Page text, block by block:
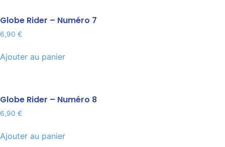
Globe Rider – Numéro 7
6,90 €
Ajouter au panier
Globe Rider – Numéro 8
6,90 €
Ajouter au panier